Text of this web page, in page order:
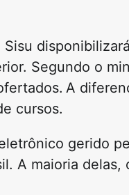
Segundo o
A
cursos.
gerido
A maioria